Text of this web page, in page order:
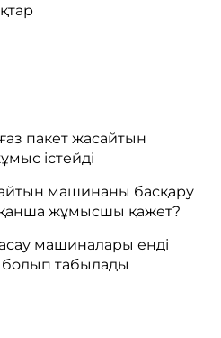
пакет жасайтын
істейді
машинаны басқару
жұмысшы қажет?
машиналары енді
болып табылады